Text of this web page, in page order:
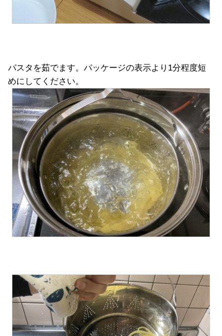
パスタを茹でます。パッケージの表示より1分程度短
めにしてください。